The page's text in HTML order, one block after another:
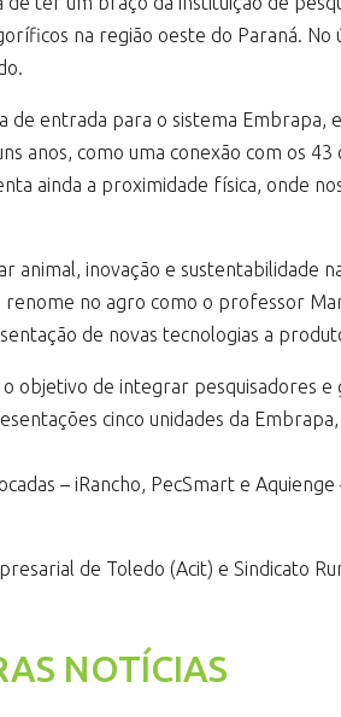
na região oeste do Paraná.
de entrada para o sistema
anos, como uma conexão com os
ainda a proximidade física, onde
inovação e sustentabilidade
no agro como o professor
de novas tecnologias a
objetivo de integrar pesquisadores
cinco unidades da
– iRancho, PecSmart e
de Toledo (Acit) e Sindicato
NOTÍCIAS